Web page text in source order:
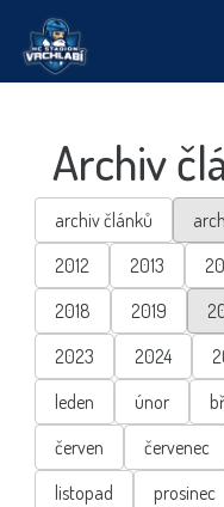
Archiv
archiv článků
2012
2013
2018
2019
2023
2024
leden
únor
červen
červenec
listopad
prosinec